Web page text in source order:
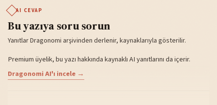
AI CEVAP
Bu yazıya soru sorun
Yanıtlar Dragonomi arşivinden derlenir, kaynaklarıyla gösterilir.
Premium üyelik, bu yazı hakkında kaynaklı AI yanıtlarını da içerir.
Dragonomi AI'ı incele →